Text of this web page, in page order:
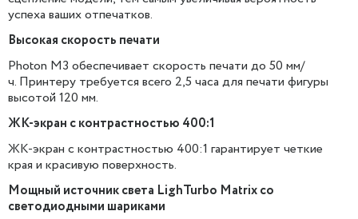
успеха ваших отпечатков.
Высокая скорость печати
Photon M3 обеспечивает скорость печати до 50 мм/
ч. Принтеру требуется всего 2,5 часа для печати фигуры
высотой 120 мм.
ЖК-экран с контрастностью 400:1
ЖК-экран с контрастностью 400:1 гарантирует четкие
края и красивую поверхность.
Мощный источник света LighTurbo Matrix со
светодиодными шариками